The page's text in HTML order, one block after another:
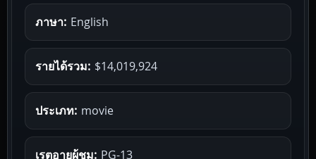
ภาษา: English
รายได้รวม: $14,019,924
ประเภท: movie
เรตอายุผู้ชม: PG-13